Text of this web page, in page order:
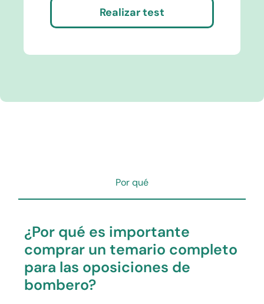
Realizar test
Por qué
¿Por qué es importante
comprar un temario completo
para las oposiciones de
bombero?